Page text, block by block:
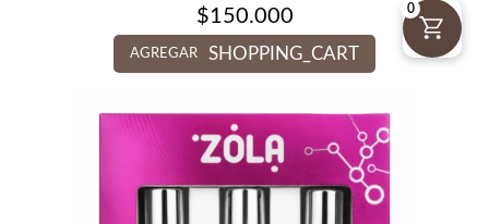
$150.000
AGREGAR SHOPPING_CART
0